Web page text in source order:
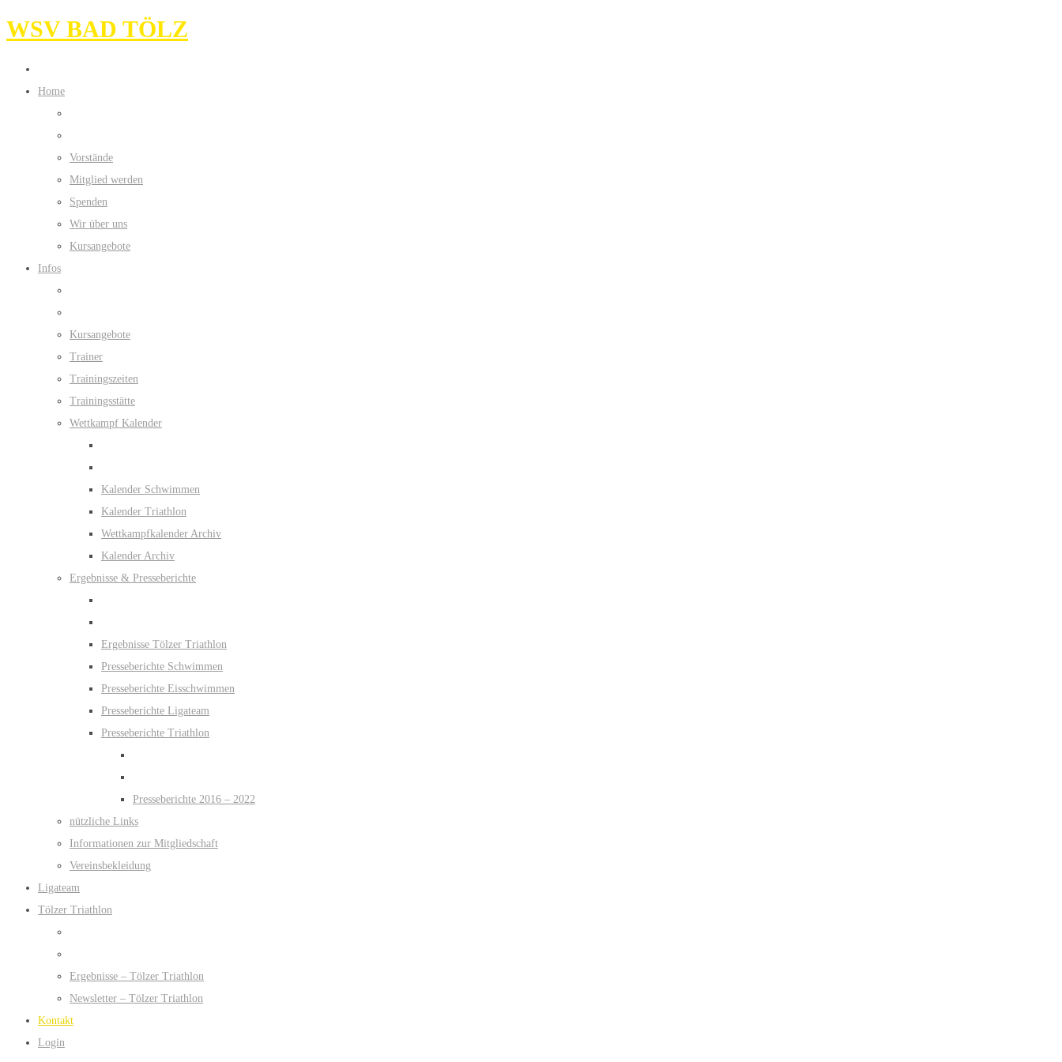
WSV BAD TÖLZ
Home
Vorstände
Mitglied werden
Spenden
Wir über uns
Kursangebote
Infos
Kursangebote
Trainer
Trainingszeiten
Trainingsstätte
Wettkampf Kalender
Kalender Schwimmen
Kalender Triathlon
Wettkampfkalender Archiv
Kalender Archiv
Ergebnisse & Presseberichte
Ergebnisse Tölzer Triathlon
Presseberichte Schwimmen
Presseberichte Eisschwimmen
Presseberichte Ligateam
Presseberichte Triathlon
Presseberichte 2016 – 2022
nützliche Links
Informationen zur Mitgliedschaft
Vereinsbekleidung
Ligateam
Tölzer Triathlon
Ergebnisse – Tölzer Triathlon
Newsletter – Tölzer Triathlon
Kontakt
Login